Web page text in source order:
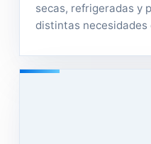
secas, refrigeradas y
distintas necesidades